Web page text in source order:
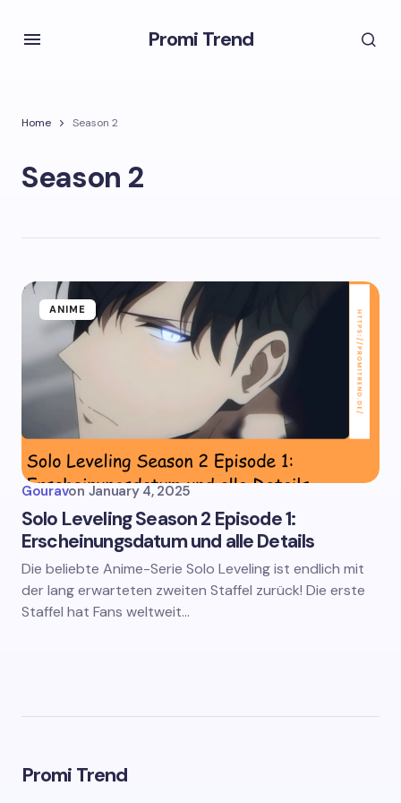
Promi Trend
Home Season 2
Season 2
ANIME
Gouravon January 4, 2025
Solo Leveling Season 2 Episode 1:
Erscheinungsdatum und alle Details
Die beliebte Anime-Serie Solo Leveling ist endlich mit
der lang erwarteten zweiten Staffel zurück! Die erste
Staffel hat Fans weltweit…
Promi Trend